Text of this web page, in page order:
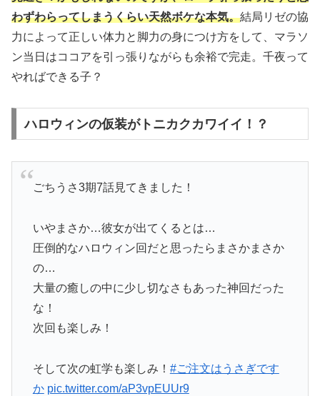
わずわらってしまうくらい天然ボケな本気。結局リゼの協
力によって正しい体力と脚力の身につけ方をして、マラソ
ン当日はココアを引っ張りながらも余裕で完走。千夜って
やればできる子？
ハロウィンの仮装がトニカクカワイイ！？
ごちうさ3期7話見てきました！
いやまさか…彼女が出てくるとは…
圧倒的なハロウィン回だと思ったらまさかまさか
の…
大量の癒しの中に少し切なさもあった神回だった
な！
次回も楽しみ！
そして次の虹学も楽しみ！ #ご注文はうさぎです
か pic.twitter.com/aP3vpEUUr9